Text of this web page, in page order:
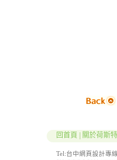
回首頁 關於荷斯特
Tel:台中網頁設計專